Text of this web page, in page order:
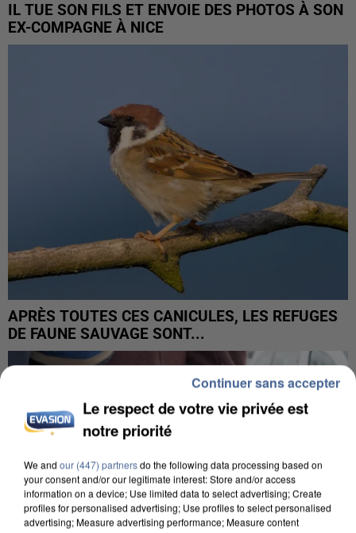
IL TUE SON FILS ET ENVOIE DES PHOTOS À SON
EX-COMPAGNE À NICE
APRÈS TOUTES CES CANICULES, LES REFUGES
DE FAUNE SAUVAGE SONT...
Le respect de votre vie privée est
notre priorité
We and our (447) partnersdo the following data processing based on
your consent and/or our legitimate interest: Store and/or access
information on a device; Use limited data to select advertising; Create
profiles for personalised advertising; Use profiles to select personalised
advertising; Measure advertising performance; Measure content
Continuer sans accepter